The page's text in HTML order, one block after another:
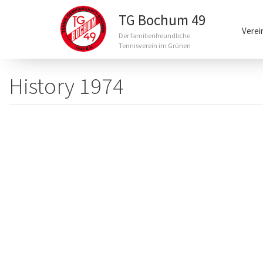
Inhalt
TG Bochum 49
Der familienfreundliche
Tennisverein im Grünen
Main
navigation
History 1974